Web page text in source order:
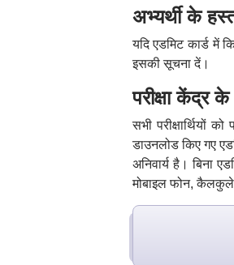
अभ्यर्थी के
यदि एडमिट कार्ड में
इसकी सूचना दें।
परीक्षा केंद्र
सभी परीक्षार्थियों
डाउनलोड किए गए
अनिवार्य है। बिना
मोबाइल फोन,